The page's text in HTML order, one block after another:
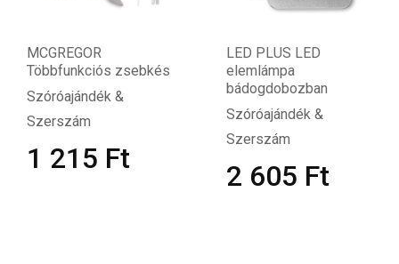
MCGREGOR
Többfunkciós zsebkés
Szóróajándék &
Szerszám
1 215 Ft
LED PLUS LED
elemlámpa
bádogdobozban
Szóróajándék &
Szerszám
2 605 Ft